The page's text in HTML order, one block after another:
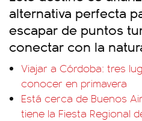
alternativa perfecta
escapar de puntos
conectar con la
Viajar a Córdoba: tres
conocer en primavera
Está cerca de Buenos
tiene la Fiesta Regional